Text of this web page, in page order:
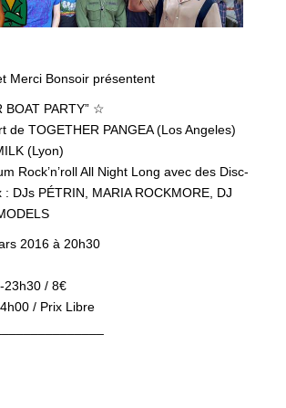
Merci Bonsoir présentent
BOAT PARTY” ☆
de TOGETHER PANGEA (Los Angeles)
(Lyon)
Rock’n’roll All Night Long avec des Disc-
DJs PÉTRIN, MARIA ROCKMORE, DJ
2016 à 20h30
23h30 / 8€
/ Prix Libre